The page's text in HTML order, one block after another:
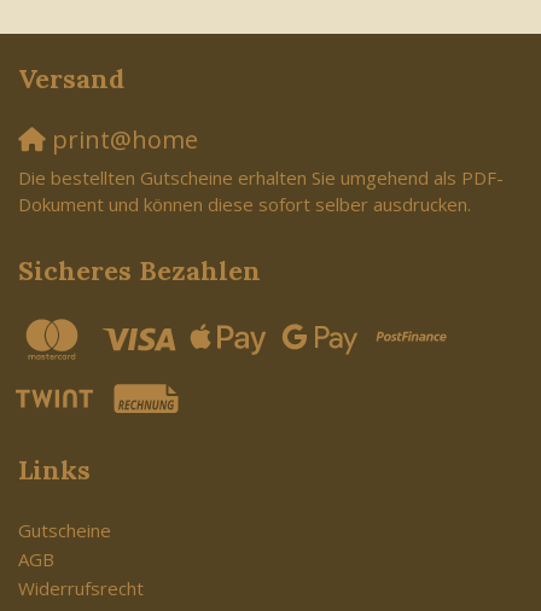
Versand
print@home
Die bestellten Gutscheine erhalten Sie umgehend als PDF-
Dokument und können diese sofort selber ausdrucken.
Sicheres Bezahlen
Links
Gutscheine
AGB
Widerrufsrecht